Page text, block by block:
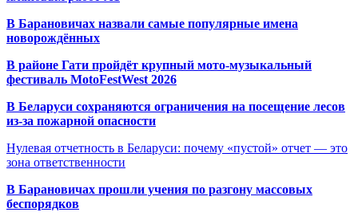
В Барановичах назвали самые популярные имена
новорождённых
В районе Гати пройдёт крупный мото-музыкальный
фестиваль MotoFestWest 2026
В Беларуси сохраняются ограничения на посещение лесов
из-за пожарной опасности
Нулевая отчетность в Беларуси: почему «пустой» отчет — это
зона ответственности
В Барановичах прошли учения по разгону массовых
беспорядков